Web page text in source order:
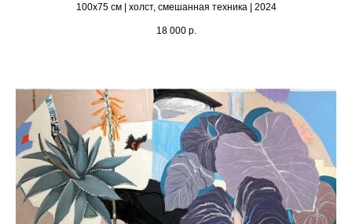
100х75 см | холст, смешанная техника | 2024
18 000 р.